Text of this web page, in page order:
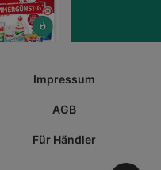
Impressum
AGB
Für Händler